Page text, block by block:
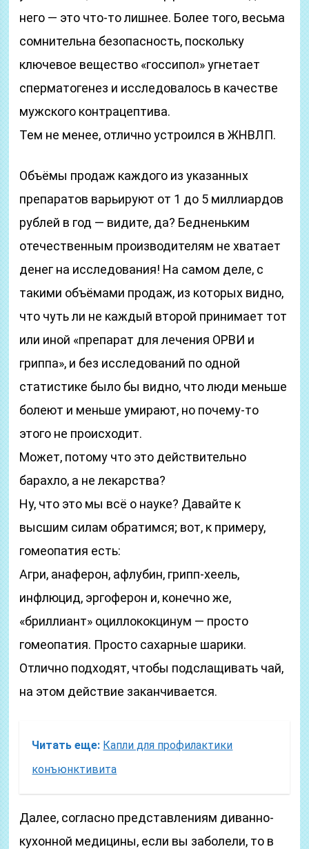
него — это что-то лишнее. Более того, весьма
сомнительна безопасность, поскольку
ключевое вещество «госсипол» угнетает
сперматогенез и исследовалось в качестве
мужского контрацептива.
Тем не менее, отлично устроился в ЖНВЛП.
Объёмы продаж каждого из указанных
препаратов варьируют от 1 до 5 миллиардов
рублей в год — видите, да? Бедненьким
отечественным производителям не хватает
денег на исследования! На самом деле, с
такими объёмами продаж, из которых видно,
что чуть ли не каждый второй принимает тот
или иной «препарат для лечения ОРВИ и
гриппа», и без исследований по одной
статистике было бы видно, что люди меньше
болеют и меньше умирают, но почему-то
этого не происходит.
Может, потому что это действительно
барахло, а не лекарства?
Ну, что это мы всё о науке? Давайте к
высшим силам обратимся; вот, к примеру,
гомеопатия есть:
Агри, анаферон, афлубин, грипп-хеель,
инфлюцид, эргоферон и, конечно же,
«бриллиант» оциллококцинум — просто
гомеопатия. Просто сахарные шарики.
Отлично подходят, чтобы подслащивать чай,
на этом действие заканчивается.
Читать еще: Капли для профилактики
конъюнктивита
Далее, согласно представлениям диванно-
кухонной медицины, если вы заболели, то в